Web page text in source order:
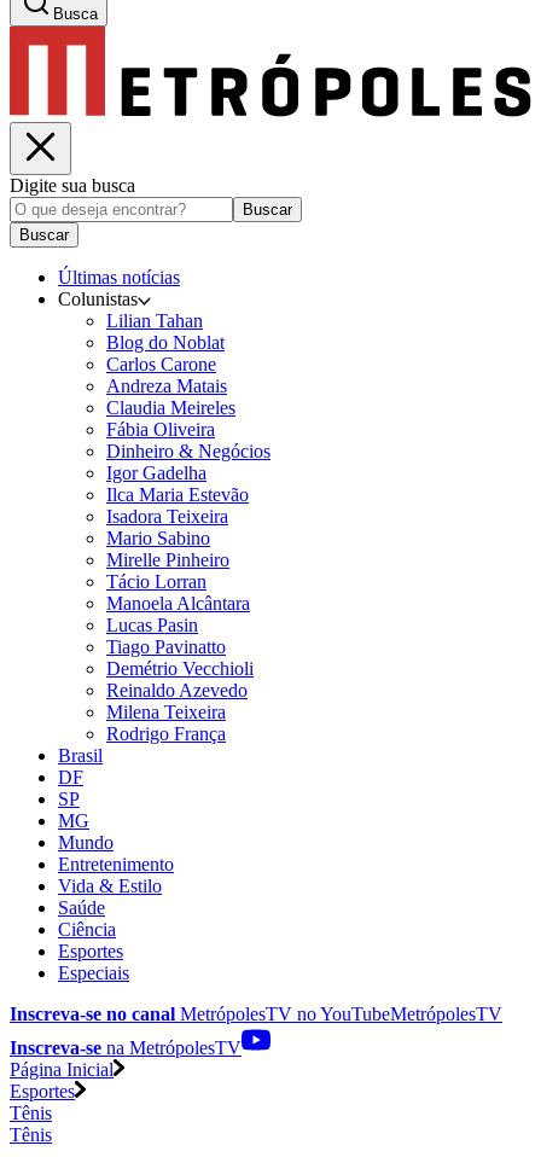
Busca
Digite sua busca
Buscar
Buscar
Últimas notícias
Colunistas
Lilian Tahan
Blog do Noblat
Carlos Carone
Andreza Matais
Claudia Meireles
Fábia Oliveira
Dinheiro & Negócios
Igor Gadelha
Ilca Maria Estevão
Isadora Teixeira
Mario Sabino
Mirelle Pinheiro
Tácio Lorran
Manoela Alcântara
Lucas Pasin
Tiago Pavinatto
Demétrio Vecchioli
Reinaldo Azevedo
Milena Teixeira
Rodrigo França
Brasil
DF
SP
MG
Mundo
Entretenimento
Vida & Estilo
Saúde
Ciência
Esportes
Especiais
Inscreva-se no canal MetrópolesTV noYouTubeMetrópolesTV
Inscreva-se na MetrópolesTV
Página Inicial
Esportes
Tênis
Tênis